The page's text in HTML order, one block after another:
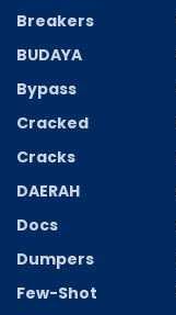
Breakers
BUDAYA
Bypass
Cracked
Cracks
DAERAH
Docs
Dumpers
Few-Shot